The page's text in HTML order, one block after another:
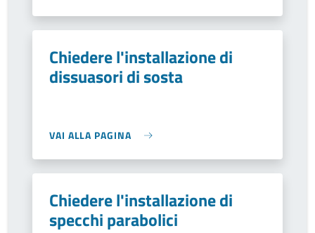
Chiedere l'installazione di
dissuasori di sosta
VAI ALLA PAGINA
Chiedere l'installazione di
specchi parabolici